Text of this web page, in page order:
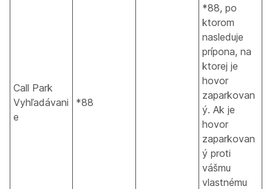
Call Park
Vyhľadávani
e
*88
*88, po
ktorom
nasleduje
prípona, na
ktorej je
hovor
zaparkovan
ý. Ak je
hovor
zaparkovan
ý proti
vášmu
vlastnému